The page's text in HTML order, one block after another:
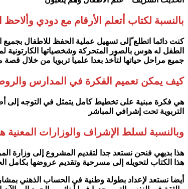
بالنسبة لكتاب أتعلم الأرقام مع دودي
كنت دائما اتطلع ّإلى تسهيل عملية الحفظ للاطفال بجميع
الطفل له هوس بالصور المتحركة وشخصياتها
جميع مراحل حياتها لتأخذ بعدا علميا تربويا من خلال
كيف يمكن تعميم الفكرة في المدارس
هي فكرة مبنية على تخطيط كامل يتمثل في التوجه إلى
التربوية تحت إشرافي المباشر
وبالنسبة لسلط الإشراف والوزارات
هذا بديهي فنحن نستعد جدا لتقديم المشروع إلى وزارة
هذا الكتاب لتحويله إلى مسرحية وتقديم عروضها بكامل